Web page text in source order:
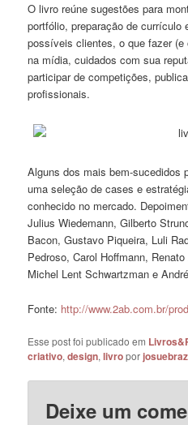
O livro reúne sugestões para
portfólio, preparação de currículo
possíveis clientes, o que fazer (e
na mídia, cuidados com sua
participar de competições,
profissionais.
Alguns dos mais bem-sucedidos
uma seleção de cases e
conhecido no mercado.
Julius Wiedemann, Gilberto
Bacon, Gustavo Piqueira, Luli
Pedroso, Carol Hoffmann,
Michel Lent Schwartzman e
Fonte: http://www.2ab.com.br/
Esse post foi publicado em
criativo,design,livropor
Deixe um